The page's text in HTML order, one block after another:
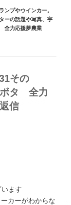
ンプやウインカー。
ーの話題や写真、 宇
全力応援夢農業
その
ボタ 全力
信
ます
カーがわからな